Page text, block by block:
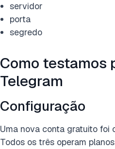
servidor
porta
segredo
Como testamos
Telegram
Configuração
Uma nova conta gratuito foi
Todos os três operam